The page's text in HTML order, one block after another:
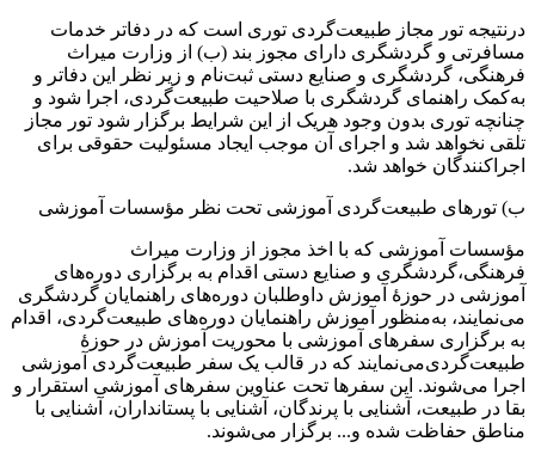
درنتیجه تور مجاز طبیعت‌گردی توری است که در دفاتر خدمات
مسافرتی و گردشگری دارای مجوز بند (ب) از وزارت میراث
فرهنگی، گردشگری و صنایع دستی ثبت‌نام و زیر نظر این دفاتر و
به‌کمک راهنمای گردشگری با صلاحیت طبیعت‌گردی، اجرا شود و
چنانچه توری بدون وجود هریک از این شرایط برگزار شود تور مجاز
تلقی نخواهد شد و اجرای آن موجب ایجاد مسئولیت حقوقی برای
اجراکنندگان خواهد شد.
ب) تورهای طبیعت‌گردی آموزشی تحت نظر مؤسسات آموزشی
مؤسسات آموزشی که با اخذ مجوز از وزارت میراث
فرهنگی،گردشگری و صنایع دستی اقدام به برگزاری دوره‌های
آموزشی در حوزۀ آموزش داوطلبان دوره‌های راهنمایان گردشگری
می‌نمایند، به‌منظور آموزش راهنمایان دوره‌های طبیعت‌گردی، اقدام
به برگزاری سفرهای آموزشی با محوریت آموزش در حوزۀ
طبیعت‌گردی‌می‌نمایند که در قالب یک سفر طبیعت‌گردی آموزشی
اجرا می‌شوند. این سفرها تحت عناوین سفرهای آموزشی استقرار و
بقا در طبیعت، آشنایی با پرندگان، آشنایی با پستانداران، آشنایی با
مناطق حفاظت شده و... برگزار می‌شوند.